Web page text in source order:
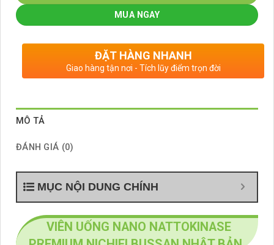
MUA NGAY
ĐẶT HÀNG NHANH
Giao hàng tận nơi - Tích lũy điểm trọn đời
MÔ TẢ
ĐÁNH GIÁ (0)
MỤC NỘI DUNG CHÍNH
VIÊN UỐNG NANO NATTOKINASE